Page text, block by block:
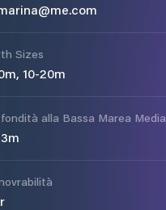
Sizes
10-20m
alla Bassa Marea Media